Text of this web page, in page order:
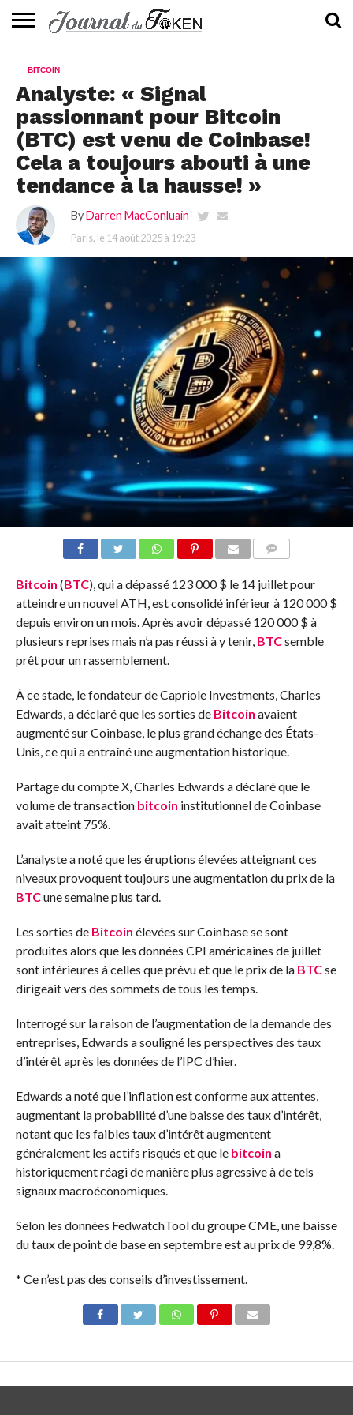
📰
EVALUATION
GUIDE
TENDANCES
À
CONTACTEZ-
BITCOIN
Analyste: « Signal
passionnant pour Bitcoin
(BTC) est venu de Coinbase!
Cela a toujours abouti à une
tendance à la hausse! »
By Darren MacConluain
Paris, le 14 août 2025 à 19:23
Bitcoin (BTC), qui a dépassé 123 000 $ le 14 juillet pour
atteindre un nouvel ATH, est consolidé inférieur à 120 000 $
depuis environ un mois. Après avoir dépassé 120 000 $ à
plusieurs reprises mais n’a pas réussi à y tenir, BTCsemble
prêt pour un rassemblement.
À ce stade, le fondateur de Capriole Investments, Charles
Edwards, a déclaré que les sorties de Bitcoin avaient
augmenté sur Coinbase, le plus grand échange des États-
Unis, ce qui a entraîné une augmentation historique.
Partage du compte X, Charles Edwards a déclaré que le
volume de transaction bitcoin institutionnel de Coinbase
avait atteint 75%.
L’analyste a noté que les éruptions élevées atteignant ces
niveaux provoquent toujours une augmentation du prix de la
BTCune semaine plus tard.
Les sorties de Bitcoin élevées sur Coinbase se sont
produites alors que les données CPI américaines de juillet
sont inférieures à celles que prévu et que le prix de la BTCse
dirigeait vers des sommets de tous les temps.
Interrogé sur la raison de l’augmentation de la demande des
entreprises, Edwards a souligné les perspectives des taux
d’intérêt après les données de l’IPC d’hier.
Edwards a noté que l’inflation est conforme aux attentes,
augmentant la probabilité d’une baisse des taux d’intérêt,
notant que les faibles taux d’intérêt augmentent
généralement les actifs risqués et que le bitcoin a
historiquement réagi de manière plus agressive à de tels
signaux macroéconomiques.
Selon les données FedwatchTool du groupe CME, une baisse
du taux de point de base en septembre est au prix de 99,8%.
* Ce n’est pas des conseils d’investissement.